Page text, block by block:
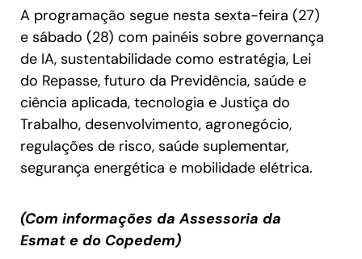
A programação segue nesta sexta-feira (27)
e sábado (28) com painéis sobre governança
de IA, sustentabilidade como estratégia, Lei
do Repasse, futuro da Previdência, saúde e
ciência aplicada, tecnologia e Justiça do
Trabalho, desenvolvimento, agronegócio,
regulações de risco, saúde suplementar,
segurança energética e mobilidade elétrica.
(Com informações da Assessoria da
Esmat e do Copedem)